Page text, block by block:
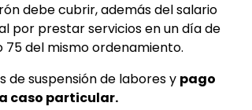
debe cubrir, además del salario
por prestar servicios en un día de
del mismo ordenamiento.
de suspensión de labores y pago
caso particular.